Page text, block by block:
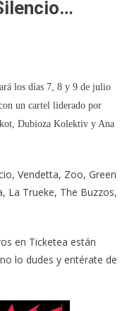
los días 7, 8 y 9 de julio
un cartel liderado por
Dubioza Kolektiv y Ana
Vendetta, Zoo, Green
La Trueke, The Buzzos,
en Ticketea están
lo dudes y entérate de